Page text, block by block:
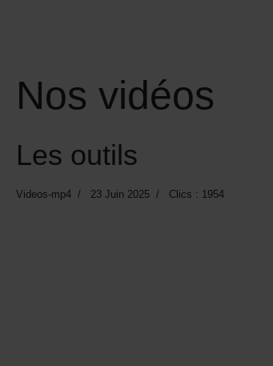
Nos vidéos
Les outils
Videos-mp4 23 Juin 2025 Clics : 1954